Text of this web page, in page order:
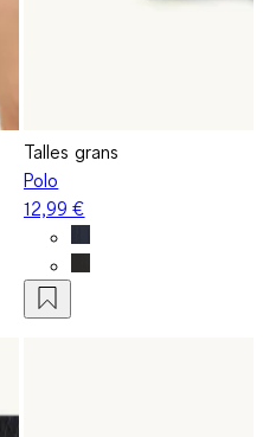
Talles grans
Polo
12,99 €